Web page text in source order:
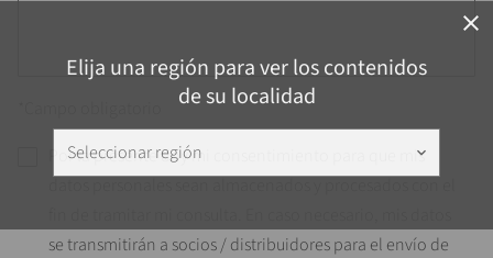
close
Elija una región para ver los contenidos
de su localidad
Seleccionar región keyboard_arrow_down
Por la presente doy mi consentimiento para que mis
se transmitirán a socios / distribuidores para el envío de